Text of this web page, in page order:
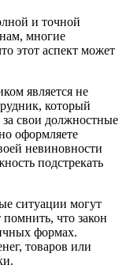
и точной
многие
этот аспект может
является не
который
за свои должностные
оформляете
невиновности
подстрекать
ситуации могут
помнить, что закон
формах.
товаров или